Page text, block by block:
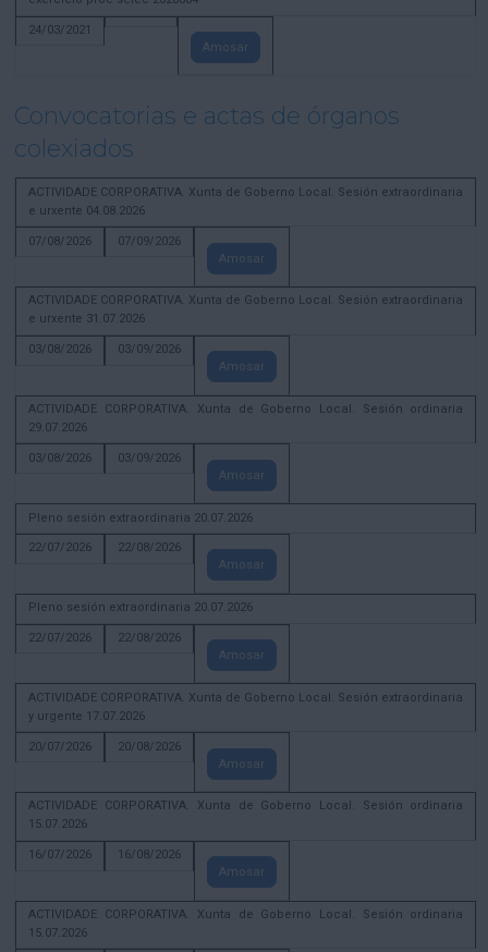
24/03/2021
Amosar
Convocatorias e actas de órganos
colexiados
ACTIVIDADE CORPORATIVA. Xunta de Goberno Local. Sesión extraordinaria
e urxente 04.08.2026
07/08/2026
07/09/2026
Amosar
ACTIVIDADE CORPORATIVA. Xunta de Goberno Local. Sesión extraordinaria
e urxente 31.07.2026
03/08/2026
03/09/2026
Amosar
ACTIVIDADE CORPORATIVA. Xunta de Goberno Local. Sesión ordinaria
29.07.2026
03/08/2026
03/09/2026
Amosar
Pleno sesión extraordinaria 20.07.2026
22/07/2026
22/08/2026
Amosar
Pleno sesión extraordinaria 20.07.2026
22/07/2026
22/08/2026
Amosar
ACTIVIDADE CORPORATIVA. Xunta de Goberno Local. Sesión extraordinaria
y urgente 17.07.2026
20/07/2026
20/08/2026
Amosar
ACTIVIDADE CORPORATIVA. Xunta de Goberno Local. Sesión ordinaria
15.07.2026
16/07/2026
16/08/2026
Amosar
ACTIVIDADE CORPORATIVA. Xunta de Goberno Local. Sesión ordinaria
15.07.2026